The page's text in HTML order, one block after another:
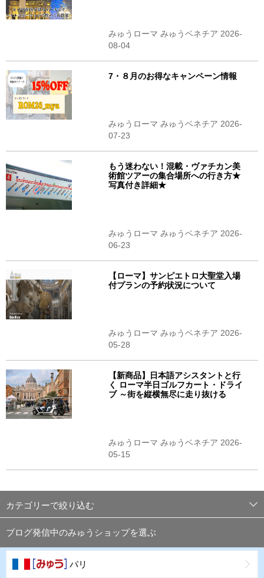
みゅうローマ みゅうベネチア 2026-
08-04
7・８月のお得なキャンペーン情報
みゅうローマ みゅうベネチア 2026-
07-23
もう迷わない！混載・ヴァチカン美
術館ツアーの集合場所への行き方★
写真付き詳細★
みゅうローマ みゅうベネチア 2026-
06-23
【ローマ】サンピエトロ大聖堂入場
付プランの予約状況について
みゅうローマ みゅうベネチア 2026-
05-28
【新商品】日本語アシスタントと行
く ローマ半日ゴルフカート・ドライ
ブ ～街を縦横無尽に走り抜ける
みゅうローマ みゅうベネチア 2026-
05-15
カテゴリーで絞り込む
ブログ発信中のみゅうショップを選ぶ
パリ